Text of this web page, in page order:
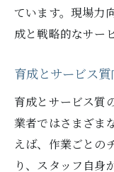
ています。現場力
成と戦略的なサー
育成とサービス
育成とサービス質
業者ではさまざま
えば、作業ごとの
り、スタッフ自身